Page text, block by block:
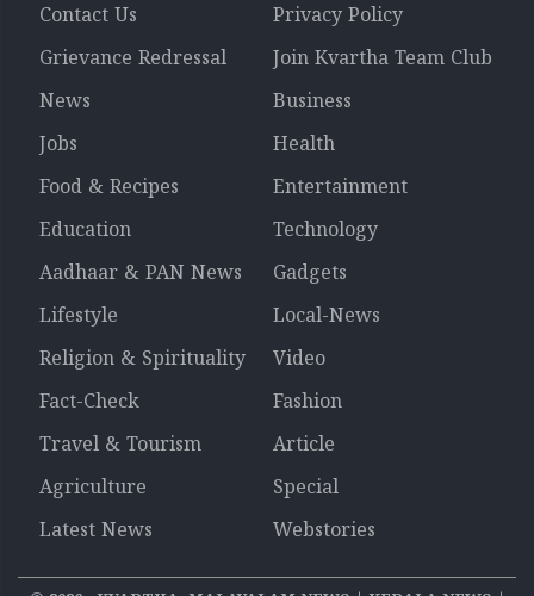
Contact Us
Privacy Policy
Grievance Redressal
Join Kvartha Team Club
News
Business
Jobs
Health
Food & Recipes
Entertainment
Education
Technology
Aadhaar & PAN News
Gadgets
Lifestyle
Local-News
Religion & Spirituality
Video
Fact-Check
Fashion
Travel & Tourism
Article
Agriculture
Special
Latest News
Webstories